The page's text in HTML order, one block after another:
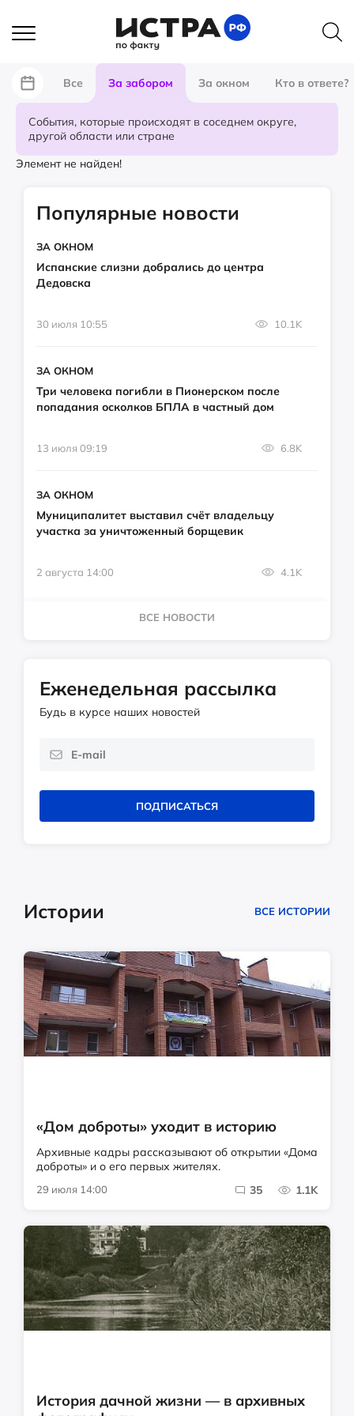
Все За забором За окном Кто в ответе?
События, которые происходят в соседнем округе,
другой области или стране
Элемент не найден!
Популярные новости
ЗА ОКНОМ
Испанские слизни добрались до центра
Дедовска
30 июля 10:55 10.1K
ЗА ОКНОМ
Три человека погибли в Пионерском после
попадания осколков БПЛА в частный дом
13 июля 09:19 6.8K
ЗА ОКНОМ
Муниципалитет выставил счёт владельцу
участка за уничтоженный борщевик
2 августа 14:00 4.1K
ВСЕ НОВОСТИ
Еженедельная рассылка
Будь в курсе наших новостей
ПОДПИСАТЬСЯ
Истории ВСЕ ИСТОРИИ
«Дом доброты» уходит в историю
Архивные кадры рассказывают об открытии «Дома
доброты» и о его первых жителях.
29 июля 14:00 35 1.1K
История дачной жизни — в архивных